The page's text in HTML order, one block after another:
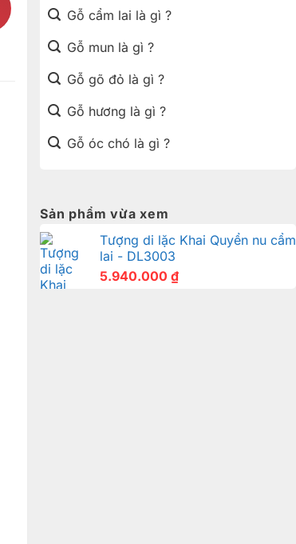
Gỗ cẩm lai là gì ?
Gỗ mun là gì ?
Gỗ gõ đỏ là gì ?
Gỗ hương là gì ?
Gỗ óc chó là gì ?
Sản phẩm vừa xem
Tượng di lặc Khai Quyển nu cẩm
lai - DL3003
5.940.000 ₫